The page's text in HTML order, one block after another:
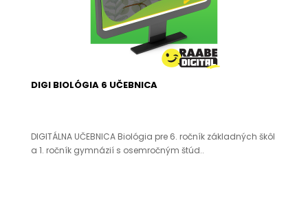
DIGI BIOLÓGIA 6 UČEBNICA
DIGITÁLNA UČEBNICA Biológia pre 6. ročník základných škôl
a 1. ročník gymnázií s osemročným štúd..